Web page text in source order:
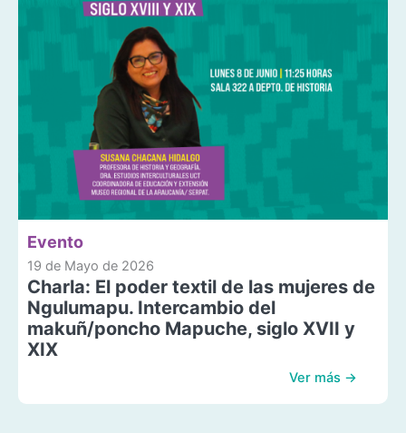
Evento
19 de Mayo de 2026
Charla: El poder textil de las mujeres de
Ngulumapu. Intercambio del
makuñ/poncho Mapuche, siglo XVII y
XIX
Ver más →